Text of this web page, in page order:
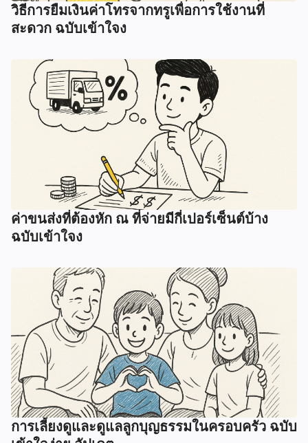
วิธีการยืมเงินค่าโทรจากทรูเพื่อการใช้งานที่
สะดวก ฉบับเข้าใจง
ค่าขนส่งที่ต้องหัก ณ ที่จ่ายมีกี่เปอร์เซ็นต์บ้าง
ฉบับเข้าใจง
การเลี้ยงดูและดูแลลูกบุญธรรมในครอบครัว ฉบับ